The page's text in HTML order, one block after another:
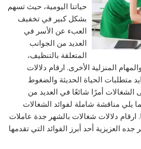
حياتنا اليومية، حيث تسهم
بشكل كبير في تخفيف
العبء عن الأسر في
العديد من الجوانب
المتعلقة بالتنظيف،
المنزلية الأخرى. ارقام دلالات
متطلبات الحياة الحديثة والضغوط
الشغالات أمرًا شائعًا في العديد من
يلي مناقشة شاملة لفوائد الشغالات
ارقام دلالات شغالات بالشهر جدة عاملات
العزيزية أحد أبرز الفوائد التي تقدمها